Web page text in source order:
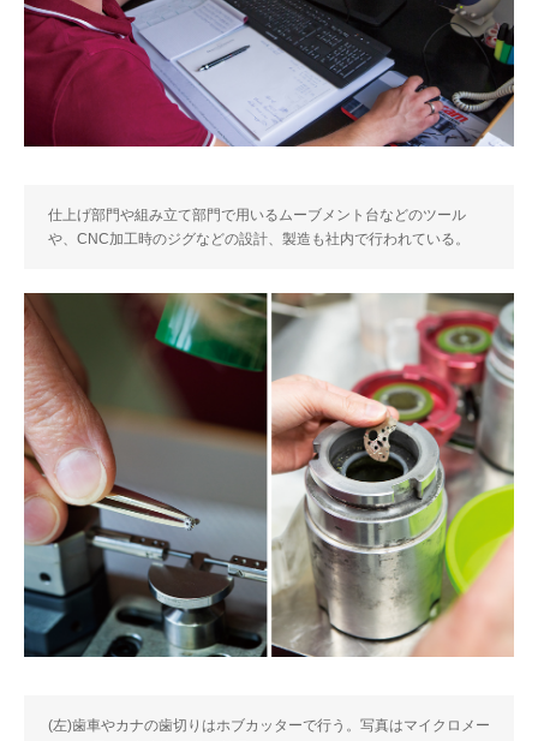
仕上げ部門や組み立て部門で用いるムーブメント台などのツール
や、CNC加工時のジグなどの設計、製造も社内で行われている。
(左)歯車やカナの歯切りはホブカッターで行う。写真はマイクロメー